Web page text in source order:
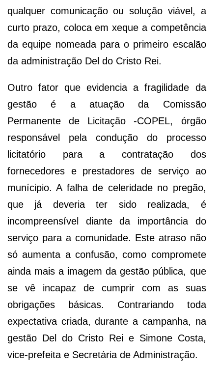
qualquer comunicação ou solução viável, a
curto prazo, coloca em xeque a competência
da equipe nomeada para o primeiro escalão
da administração Del do Cristo Rei.
Outro fator que evidencia a fragilidade da
gestão é a atuação da Comissão
Permanente de Licitação -COPEL, órgão
responsável pela condução do processo
licitatório para a contratação dos
fornecedores e prestadores de serviço ao
munícipio. A falha de celeridade no pregão,
que já deveria ter sido realizada, é
incompreensível diante da importância do
serviço para a comunidade. Este atraso não
só aumenta a confusão, como compromete
ainda mais a imagem da gestão pública, que
se vê incapaz de cumprir com as suas
obrigações básicas. Contrariando toda
expectativa criada, durante a campanha, na
gestão Del do Cristo Rei e Simone Costa,
vice-prefeita e Secretária de Administração.